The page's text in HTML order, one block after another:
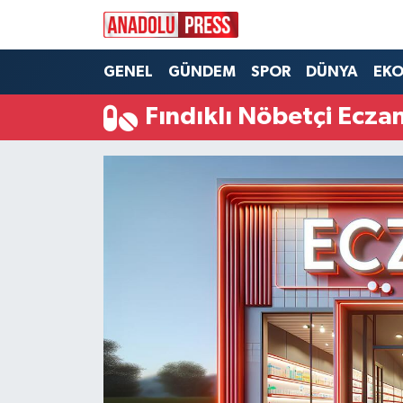
GENEL GÜNDEM SPOR DÜNYA
Fındıklı Nöbetçi
Nöbetçi Eczaneler
Hava Durumu
Namaz Vakitleri
Süper Lig Puan Durumu ve Fikstür
Son Dakika Haberleri